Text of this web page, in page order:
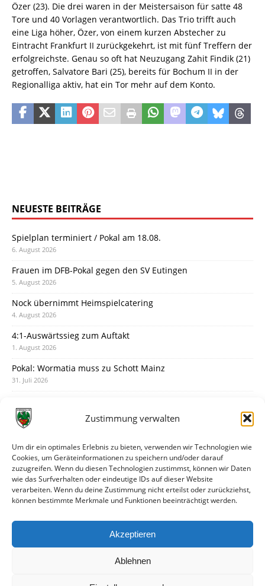
Zustimmung verwalten
Um dir ein optimales Erlebnis zu bieten, verwenden wir Technologien wie
Cookies, um Geräteinformationen zu speichern und/oder darauf
zuzugreifen. Wenn du diesen Technologien zustimmst, können wir Daten
wie das Surfverhalten oder eindeutige IDs auf dieser Website
verarbeiten. Wenn du deine Zustimmung nicht erteilst oder zurückziehst,
können bestimmte Merkmale und Funktionen beeinträchtigt werden.
Akzeptieren
Ablehnen
Özer (23). Die drei waren in der Meistersaison für satte 48
Tore und 40 Vorlagen verantwortlich. Das Trio trifft auch
eine Liga höher, Özer, von einem kurzen Abstecher zu
Eintracht Frankfurt II zurückgekehrt, ist mit fünf Treffern der
erfolgreichste. Genau so oft hat Neuzugang Zahit Findik (21)
getroffen, Salvatore Bari (25), bereits für Bochum II in der
Regionalliga aktiv, hat ein Tor mehr auf dem Konto.
NEUESTE BEITRÄGE
Spielplan terminiert / Pokal am 18.08.
6. August 2026
Frauen im DFB-Pokal gegen den SV Eutingen
5. August 2026
Nock übernimmt Heimspielcatering
4. August 2026
4:1-Auswärtssieg zum Auftakt
1. August 2026
Pokal: Wormatia muss zu Schott Mainz
31. Juli 2026
30. Juli 2026
28. Juli 2026
Neuer Rückensponsor
28. Juli 2026
Neue Podcast-Folge: So tickt Björn!
Eindrücke vom Stadionfest
27. Juli 2026